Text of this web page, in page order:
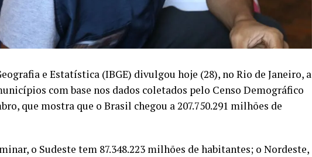
e Estatística (IBGE) divulgou hoje (28), no Rio de Janeiro, a
com base nos dados coletados pelo Censo Demográfico
que mostra que o Brasil chegou a 207.750.291 milhões de
o Sudeste tem 87.348.223 milhões de habitantes; o Nordeste,